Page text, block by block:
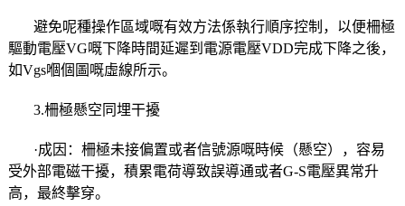
避免呢種操作區域嘅有效方法係執行順序控制，以便柵極
驅動電壓VG嘅下降時間延遲到電源電壓VDD完成下降之後，
如Vgs嗰個圖嘅虛線所示。
3.柵極懸空同埋干擾
·成因：柵極未接偏置或者信號源嘅時候（懸空），容易
受外部電磁干擾，積累電荷導致誤導通或者G-S電壓異常升
高，最終擊穿。